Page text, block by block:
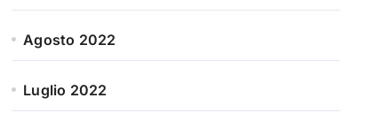
Agosto 2022
Luglio 2022